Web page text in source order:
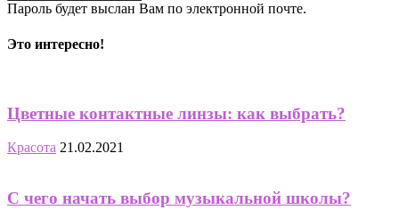
Пароль будет выслан Вам по электронной почте.
Это интересно!
Цветные контактные линзы: как выбрать?
Красота 21.02.2021
С чего начать выбор музыкальной школы?